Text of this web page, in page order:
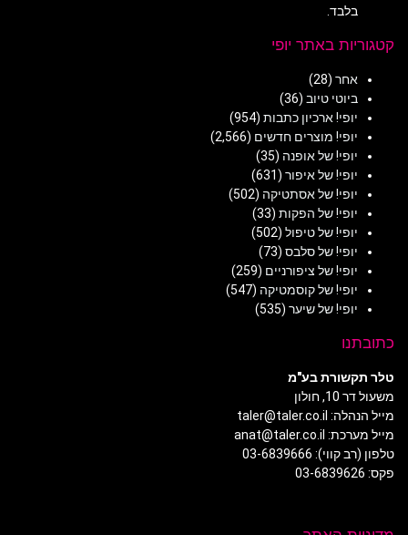
בלבד.
קטגוריות באתר יופי
אחר (28)
ביוטי טיוב (36)
יופי! ארכיון כתבות (954)
יופי! מוצרים חדשים (2,566)
יופי! של אופנה (35)
יופי! של איפור (631)
יופי! של אסתטיקה (502)
יופי! של הפקות (33)
יופי! של טיפול (502)
יופי! של סלבס (73)
יופי! של ציפורניים (259)
יופי! של קוסמטיקה (547)
יופי! של שיער (535)
כתובתנו
טלר תקשורת בע"מ
משעול דר 10, חולון
מייל הנהלה: taler@taler.co.il
מייל מערכת: anat@taler.co.il
טלפון (רב קווי): 03-6839666
פקס: 03-6839626